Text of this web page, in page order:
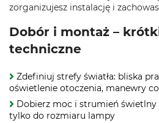
zorganizujesz instalację i
Dobór i montaż –
techniczne
Zdefiniuj strefy światła: bliska
oświetlenie otoczenia, manewry
Dobierz moc i strumień świetlny
tylko do rozmiaru lampy